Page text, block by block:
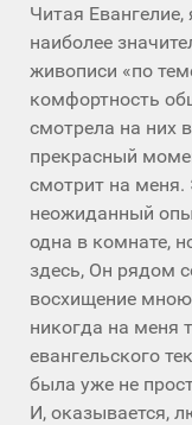
Читая
наиболее
живописи «по
комфортность
смотрела на них
прекрасный
смотрит на
неожиданный
одна в комнате,
здесь, Он рядом
восхищение
никогда на меня
евангельского
была уже не
И, оказывается,